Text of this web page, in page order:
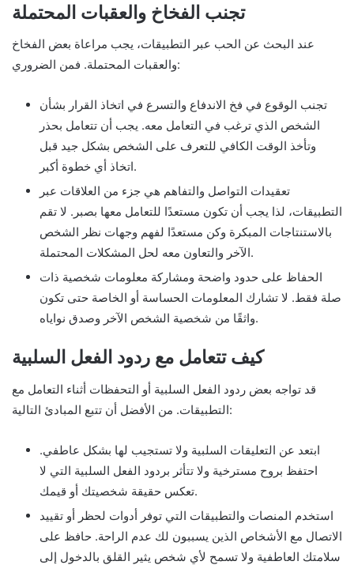
تجنب الفخاخ والعقبات المحتملة
عند البحث عن الحب عبر التطبيقات، يجب مراعاة بعض الفخاخ
والعقبات المحتملة. فمن الضروري:
تجنب الوقوع في فخ الاندفاع والتسرع في اتخاذ القرار بشأن
الشخص الذي ترغب في التعامل معه. يجب أن تتعامل بحذر
وتأخذ الوقت الكافي للتعرف على الشخص بشكل جيد قبل
اتخاذ أي خطوة أكبر.
تعقيدات التواصل والتفاهم هي جزء من العلاقات عبر
التطبيقات، لذا يجب أن تكون مستعدًا للتعامل معها بصبر. لا تقم
بالاستنتاجات المبكرة وكن مستعدًا لفهم وجهات نظر الشخص
الآخر والتعاون معه لحل المشكلات المحتملة.
الحفاظ على حدود واضحة ومشاركة معلومات شخصية ذات
صلة فقط. لا تشارك المعلومات الحساسة أو الخاصة حتى تكون
واثقًا من شخصية الشخص الآخر وصدق نواياه.
كيف تتعامل مع ردود الفعل السلبية
قد تواجه بعض ردود الفعل السلبية أو التحفظات أثناء التعامل مع
التطبيقات. من الأفضل أن تتبع المبادئ التالية:
ابتعد عن التعليقات السلبية ولا تستجيب لها بشكل عاطفي.
احتفظ بروح مسترخية ولا تتأثر بردود الفعل السلبية التي لا
تعكس حقيقة شخصيتك أو قيمك.
استخدم المنصات والتطبيقات التي توفر أدوات لحظر أو تقييد
الاتصال مع الأشخاص الذين يسببون لك عدم الراحة. حافظ على
سلامتك العاطفية ولا تسمح لأي شخص يثير القلق بالدخول إلى